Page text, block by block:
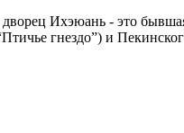
Ихэюань - это
гнездо”) и